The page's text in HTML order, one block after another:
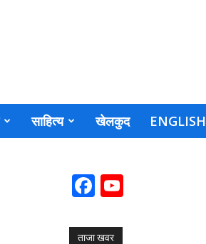
साहित्य खेलकुद ENGLISH
Facebook
ताजा खवर